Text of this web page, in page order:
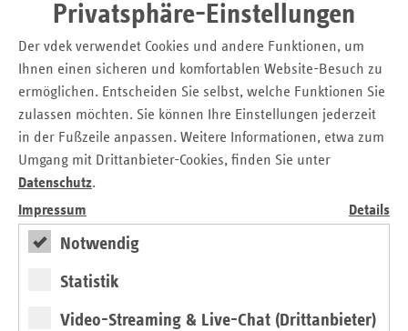
Privatsphäre-Einstellungen
Der vdek verwendet Cookies und andere Funktionen, um
Ihnen einen sicheren und komfortablen Website-Besuch zu
ermöglichen. Entscheiden Sie selbst, welche Funktionen Sie
zulassen möchten. Sie können Ihre Einstellungen jederzeit
in der Fußzeile anpassen. Weitere Informationen, etwa zum
Umgang mit Drittanbieter-Cookies, finden Sie unter
Datenschutz.
Impressum
Details
Notwendig
Statistik
Video-Streaming & Live-Chat (Drittanbieter)
Erhöhung des Richtwertes für die GKV erscheint im Übrigen
nur dann vertretbar, wenn auch die anderen relevanten
Akteure in der Prävention dazu verpflichtet werden, ihren
Beitrag zu leisten. Das ist aber nicht der Fall.
Im Gegenteil: Die Krankenkassen sollen aus ihren Mitteln
für die Prävention zusätzlich die Bundeszentrale für
gesundheitliche Aufklärung (BZgA) subventionieren. Schon
2014 soll die dem BMG nachgeordnete Fachbehörde etwa
erhalten. Dies ist nicht sachgerecht und zudem
verfassungsrechtlich höchst bedenklich. Die Finanzierung
Aufklärungskampagnen hat aus Steuermitteln zu erfolgen.
Die betriebliche Gesundheitsförderung (BGF) ist eine